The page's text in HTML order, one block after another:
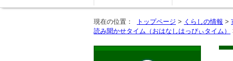
現在の位置： トップページ > くらしの情報 >
読み聞かせタイム（おはなしはっぴぃタイム）